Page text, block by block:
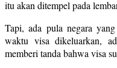
itu akan ditempel pada
Tapi, ada pula negara
waktu visa dikeluarkan,
memberi tanda bahwa visa